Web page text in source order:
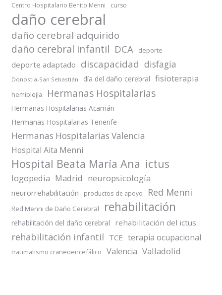
Centro Hospitalario Benito Menni curso
daño cerebral
daño cerebral adquirido
daño cerebral infantil DCA deporte
deporte adaptado discapacidad disfagia
Donostia-San Sebastián día del daño cerebral fisioterapia
hemiplejia Hermanas Hospitalarias
Hermanas Hospitalarias Acamán
Hermanas Hospitalarias Tenerife
Hermanas Hospitalarias Valencia
Hospital Aita Menni
Hospital Beata María Ana ictus
logopedia Madrid neuropsicología
neurorrehabilitación productos de apoyo Red Menni
Red Menni de Daño Cerebral rehabilitación
rehabilitación del daño cerebral rehabilitación del ictus
rehabilitación infantil TCE terapia ocupacional
traumatismo craneoencefálico Valencia Valladolid